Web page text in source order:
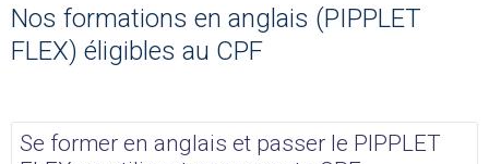
Nos formations en anglais (PIPPLET
FLEX) éligibles au CPF
Se former en anglais et passer le PIPPLET